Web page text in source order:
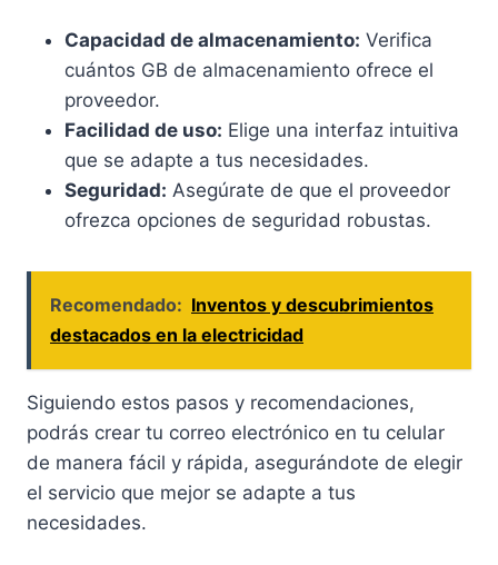
Capacidad de almacenamiento: Verifica
cuántos GB de almacenamiento ofrece el
proveedor.
Facilidad de uso: Elige una interfaz intuitiva
que se adapte a tus necesidades.
Seguridad: Asegúrate de que el proveedor
ofrezca opciones de seguridad robustas.
Recomendado: Inventos y descubrimientos
destacados en la electricidad
Siguiendo estos pasos y recomendaciones,
podrás crear tu correo electrónico en tu celular
de manera fácil y rápida, asegurándote de elegir
el servicio que mejor se adapte a tus
necesidades.